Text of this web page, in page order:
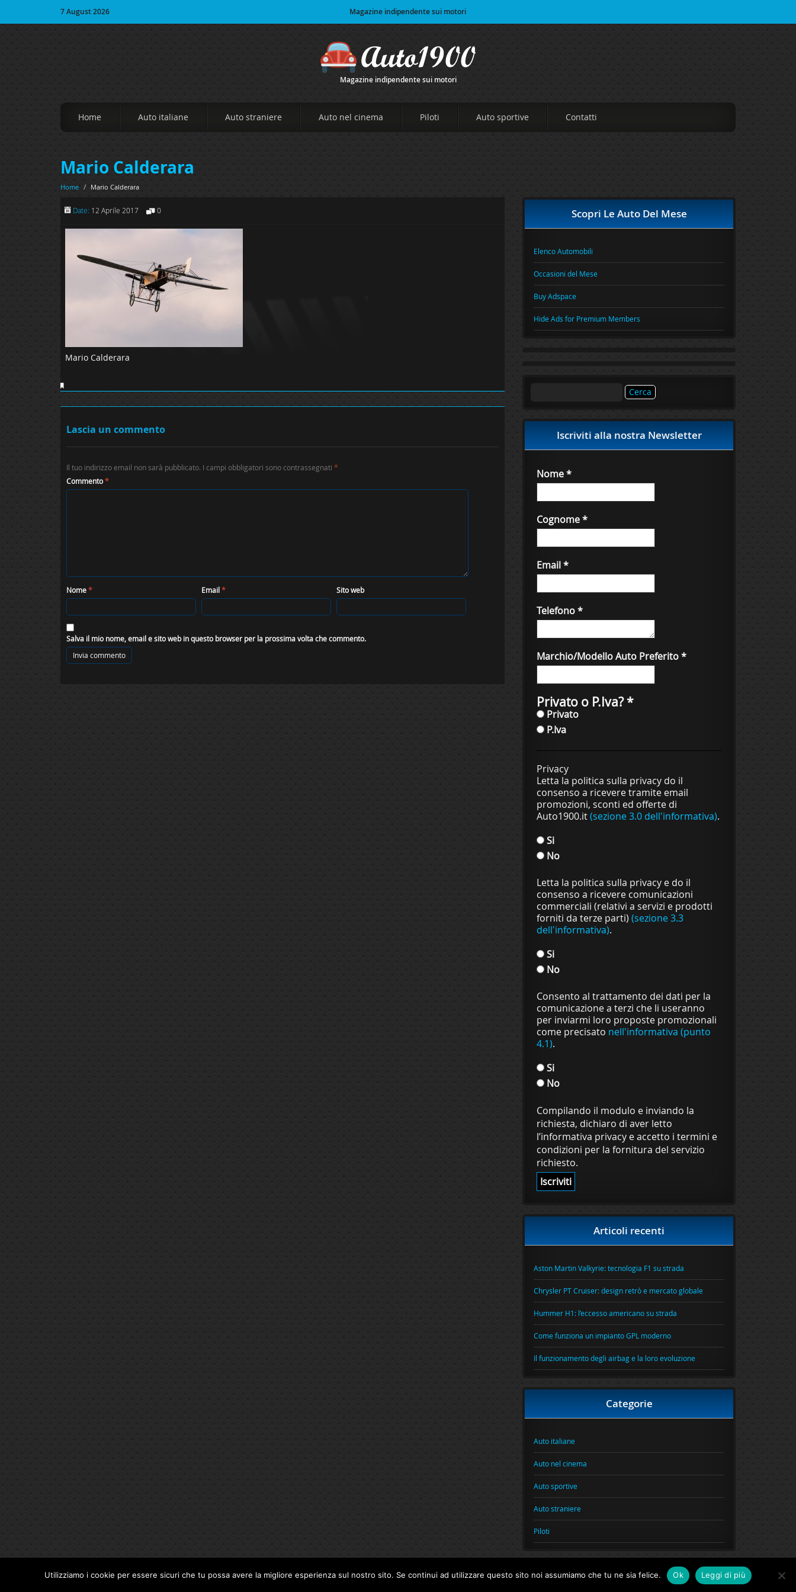
7 August 2026 Magazine indipendente sui motori
Magazine indipendente sui motori
Home Auto italiane Auto straniere Auto nel cinema Piloti Auto sportive Contatti
Mario Calderara
Home / Mario Calderara
Date: 12 Aprile 2017 0
Mario Calderara
Lascia un commento
Il tuo indirizzo email non sarà pubblicato. I campi obbligatori sono contrassegnati *
Commento*
Nome* Email* Sito web
Salva il mio nome, email e sito web in questo browser per la prossima volta che commento.
Scopri Le Auto Del Mese
Elenco Automobili
Occasioni del Mese
Buy Adspace
Hide Ads for Premium Members
Iscriviti alla nostra Newsletter
Nome*
Cognome*
Email*
Telefono*
Marchio/Modello Auto Preferito*
Privato o P.Iva?*
Privato
P.Iva
Privacy
Letta la politica sulla privacy do il
consenso a ricevere tramite email
promozioni, sconti ed offerte di
Auto1900.it(sezione 3.0 dell'informativa).
Si
No
Letta la politica sulla privacy e do il
consenso a ricevere comunicazioni
commerciali (relativi a servizi e prodotti
forniti da terze parti) (sezione 3.3
dell'informativa).
Si
No
Consento al trattamento dei dati per la
comunicazione a terzi che li useranno
per inviarmi loro proposte promozionali
come precisato nell'informativa (punto
4.1).
Si
No
Compilando il modulo e inviando la
richiesta, dichiaro di aver letto
l’informativa privacy e accetto i termini e
condizioni per la fornitura del servizio
richiesto.
Articoli recenti
Aston Martin Valkyrie: tecnologia F1 su strada
Chrysler PT Cruiser: design retrò e mercato globale
Hummer H1: l’eccesso americano su strada
Come funziona un impianto GPL moderno
Il funzionamento degli airbag e la loro evoluzione
Categorie
Auto italiane
Auto nel cinema
Auto sportive
Auto straniere
Piloti
|
Utilizziamo i cookie per essere sicuri che tu possa avere la migliore esperienza sul nostro sito. Se continui ad utilizzare questo sito noi assumiamo che tu ne sia felice. Ok Leggi di più